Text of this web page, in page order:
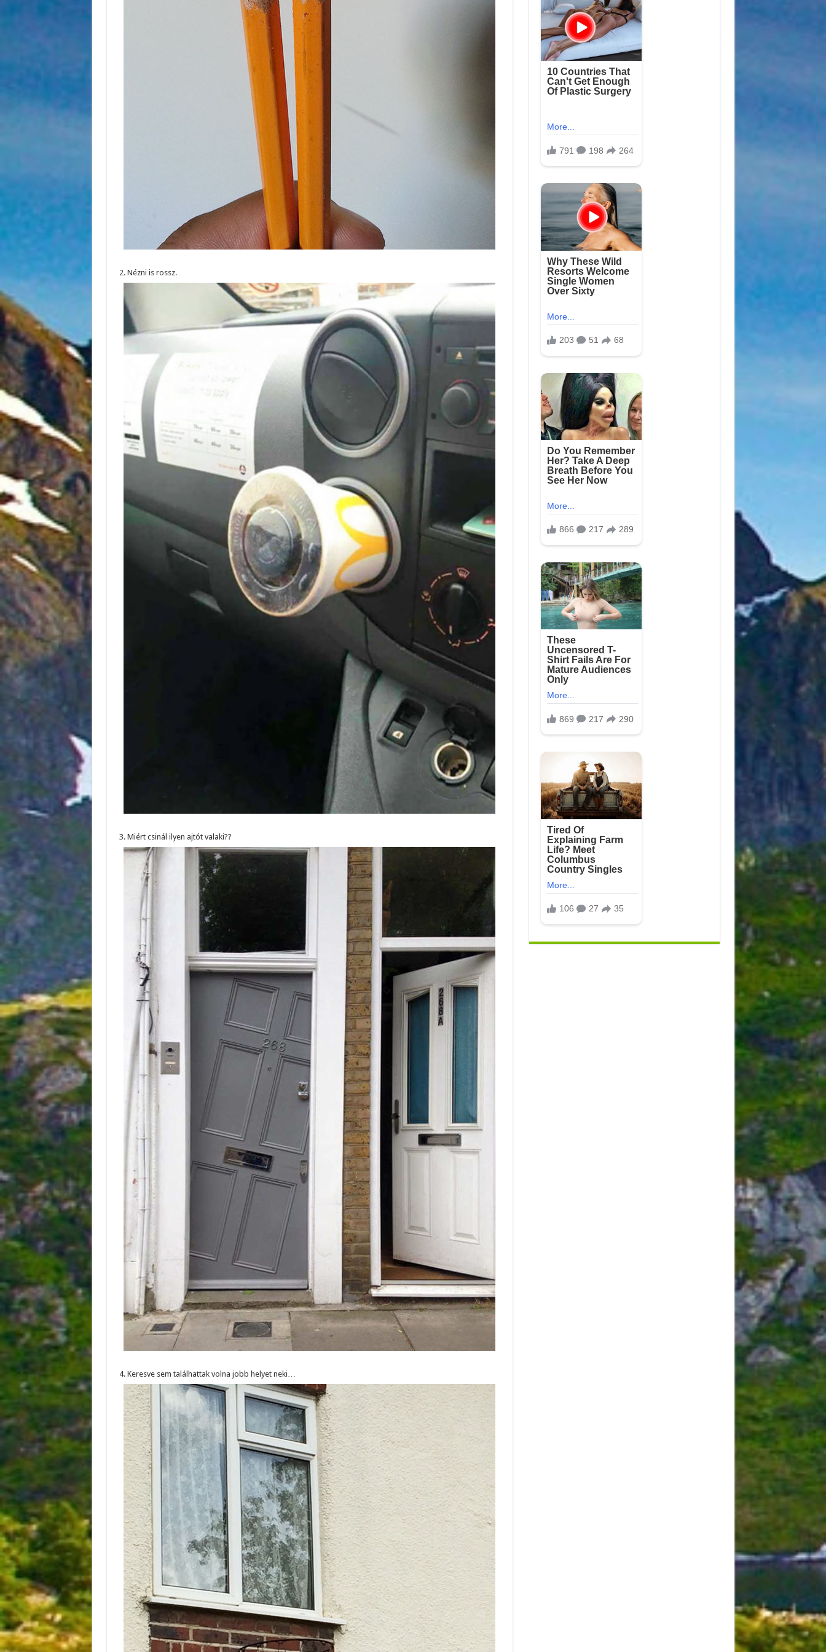
2. Nézni is rossz.
3. Miért csinál ilyen ajtót valaki??
4. Keresve sem találhattak volna jobb helyet neki…